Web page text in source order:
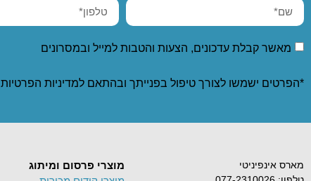
מאשר קבלת עדכונים, הצעות והטבות למייל ובמסרונים
*הפרטים ישמשו לצורך טיפול בפנייתך ובהתאם למדיניות הפרטיות
מארס אינפיניטי
מוצרי פרסום ומיתוג